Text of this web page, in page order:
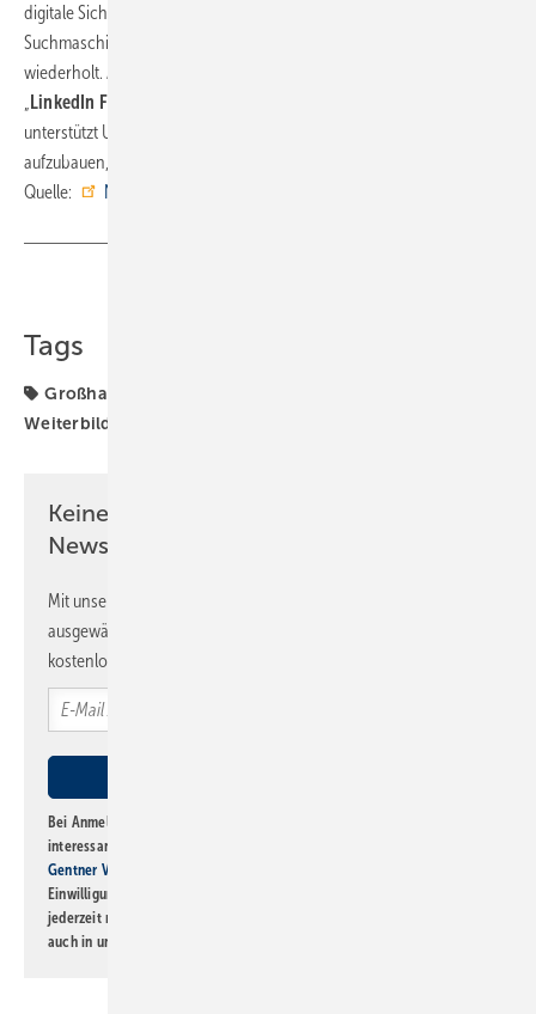
digitale Sichtbarkeit im Netz vorbereiten. Die SEO-Basisschulung zur
Suchmaschinenoptimierung der Fachhändler-Websites wird
wiederholt. Als Premiere neu im Portfolio ist zudem das Seminar
LinkedIn Fokus – Become Corporate Influencer
unterstützt Unternehmen dabei, ein Corporate-Influencer-Team
aufzubauen, um die digitale Präsenz zu verbessern. ■
Quelle:
Nordwest
Tags
Großhandel
Weiterbildung
Keine Zeit? Kein Problem mit dem SBZ
Newsletter!
Mit unserem Newsletter erhalten Sie regelmäßig von uns
ausgewählte Informationen und Neuigkeiten, gebündelt und
kostenlos direkt ins Postfach.
Bei Anmeldung zu diesem Newsletter bin ich damit einverstanden, über
interessante Verlags- und Online-Angebote
Gentner Verlag GmbH & Co. KG
Einwilligung kann ich jederzeit widerrufen und eine Abmeldung ist
jederzeit möglich. Informationen zum Umgang mit Daten finden Sie
auch in unserer